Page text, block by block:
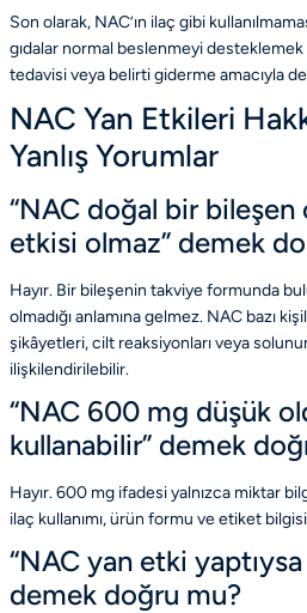
Son olarak, NAC’ın ilaç gibi
gıdalar normal beslenmeyi desteklemek
tedavisi veya belirti giderme amacıyla
NAC Yan Etkileri
Yanlış Yorumlar
“NAC doğal bir
etkisi olmaz” demek
Hayır. Bir bileşenin takviye formunda
olmadığı anlamına gelmez. NAC bazı
şikâyetleri, cilt reaksiyonları veya
ilişkilendirilebilir.
“NAC 600 mg düşük
kullanabilir” demek
Hayır. 600 mg ifadesi yalnızca miktar
ilaç kullanımı, ürün formu ve etiket
“NAC yan etki
demek doğru mu?